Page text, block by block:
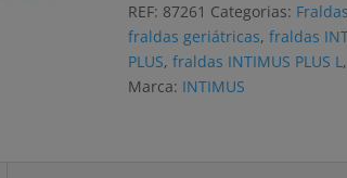
M
REF: 87261 Categorias: Fraldas
fraldas geriátricas,fraldas
PLUS,fraldas INTIMUS PLUS L
Marca: INTIMUS